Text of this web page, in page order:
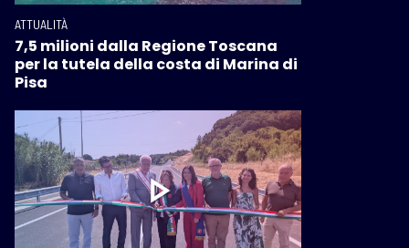
ATTUALITÀ
7,5 milioni dalla Regione Toscana
per la tutela della costa di Marina di
Pisa